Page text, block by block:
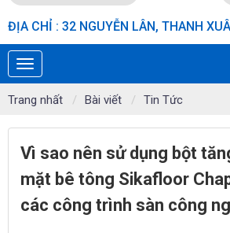
ĐỊA CHỈ : 32 NGUYỄN LÂN, THANH
Trang nhất Bài viết Tin Tức
Vì sao nên sử dụng bột
mặt bê tông Sikafloor
các công trình sàn công